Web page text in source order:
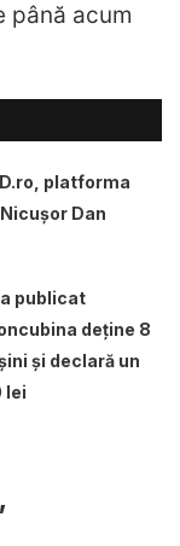
până acum
platforma
Dan
publicat
deține 8
și declară un
lei